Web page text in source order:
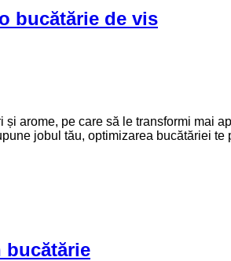
bucătărie de vis
arome, pe care să le transformi mai
jobul tău, optimizarea bucătăriei
bucătărie